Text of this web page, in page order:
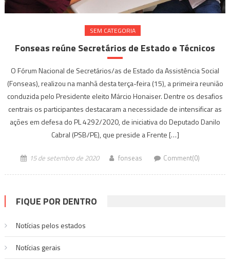
SEM CATEGORIA
Fonseas reúne Secretários de Estado e Técnicos
O Fórum Nacional de Secretários/as de Estado da Assistência Social
(Fonseas), realizou na manhã desta terça-feira (15), a primeira reunião
conduzida pelo Presidente eleito Márcio Honaiser. Dentre os desafios
centrais os participantes destacaram a necessidade de intensificar as
ações em defesa do PL 4292/2020, de iniciativa do Deputado Danilo
Cabral (PSB/PE), que preside a Frente […]
15 de setembro de 2020 fonseas Comment(0)
FIQUE POR DENTRO
Notícias pelos estados
Notí­cias gerais